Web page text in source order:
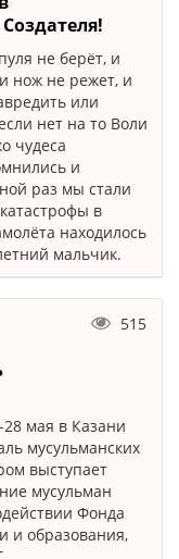
не берёт, и
нож не режет, и
или
нет на то Воли
чудеса
и
раз мы стали
в
находилось
мальчик.
515
мая в Казани
мусульманских
выступает
мусульман
Фонда
и образования,